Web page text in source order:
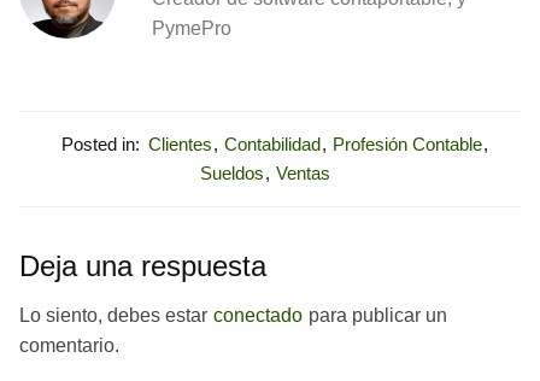
PymePro
Posted in: Clientes, Contabilidad, Profesión Contable,
Sueldos, Ventas
Deja una respuesta
Lo siento, debes estar conectado para publicar un
comentario.